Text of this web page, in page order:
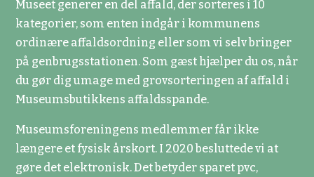
Museet generer en del affald, der sorteres i 10
kategorier, som enten indgår i kommunens
ordinære affaldsordning eller som vi selv bringer
på genbrugsstationen. Som gæst hjælper du os, når
du gør dig umage med grovsorteringen af affald i
Museumsbutikkens affaldsspande.
Museumsforeningens medlemmer får ikke
længere et fysisk årskort. I 2020 besluttede vi at
gøre det elektronisk. Det betyder sparet pvc,